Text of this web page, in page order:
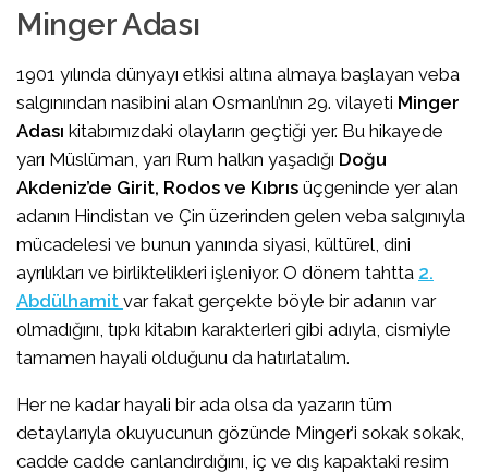
Minger Adası
1901 yılında dünyayı etkisi altına almaya başlayan veba
salgınından nasibini alan Osmanlı’nın 29. vilayeti Minger
Adası kitabımızdaki olayların geçtiği yer. Bu hikayede
yarı Müslüman, yarı Rum halkın yaşadığı Doğu
Akdeniz’de Girit, Rodos ve Kıbrıs üçgeninde yer alan
adanın Hindistan ve Çin üzerinden gelen veba salgınıyla
mücadelesi ve bunun yanında siyasi, kültürel, dini
ayrılıkları ve birliktelikleri işleniyor. O dönem tahtta 2.
Abdülhamit var fakat gerçekte böyle bir adanın var
olmadığını, tıpkı kitabın karakterleri gibi adıyla, cismiyle
tamamen hayali olduğunu da hatırlatalım.
Her ne kadar hayali bir ada olsa da yazarın tüm
detaylarıyla okuyucunun gözünde Minger’i sokak sokak,
cadde cadde canlandırdığını, iç ve dış kapaktaki resim